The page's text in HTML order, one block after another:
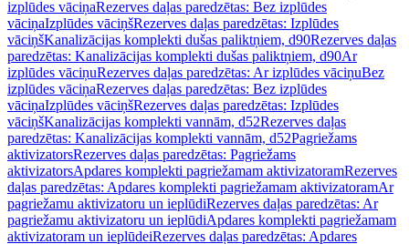
izplūdes vāciņaRezerves daļas paredzētas: Bez izplūdes
vāciņaIzplūdes vāciņšRezerves daļas paredzētas: Izplūdes
vāciņšKanalizācijas komplekti dušas paliktņiem, d90Rezerves daļas
paredzētas: Kanalizācijas komplekti dušas paliktņiem, d90Ar
izplūdes vāciņuRezerves daļas paredzētas: Ar izplūdes vāciņuBez
izplūdes vāciņaRezerves daļas paredzētas: Bez izplūdes
vāciņaIzplūdes vāciņšRezerves daļas paredzētas: Izplūdes
vāciņšKanalizācijas komplekti vannām, d52Rezerves daļas
paredzētas: Kanalizācijas komplekti vannām, d52Pagriežams
aktivizatorsRezerves daļas paredzētas: Pagriežams
aktivizatorsApdares komplekti pagriežamam aktivizatoramRezerves
daļas paredzētas: Apdares komplekti pagriežamam aktivizatoramAr
pagriežamu aktivizatoru un ieplūdiRezerves daļas paredzētas: Ar
pagriežamu aktivizatoru un ieplūdiApdares komplekti pagriežamam
aktivizatoram un ieplūdeiRezerves daļas paredzētas: Apdares